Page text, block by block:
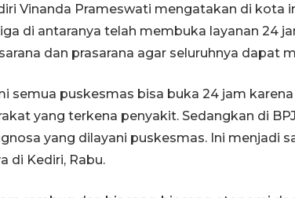
Vinanda Prameswati mengatakan di kota
di antaranya telah membuka layanan 24
dan prasarana agar seluruhnya dapat
semua puskesmas bisa buka 24 jam
yang terkena penyakit. Sedangkan di
yang dilayani puskesmas. Ini menjadi
di Kediri, Rabu.